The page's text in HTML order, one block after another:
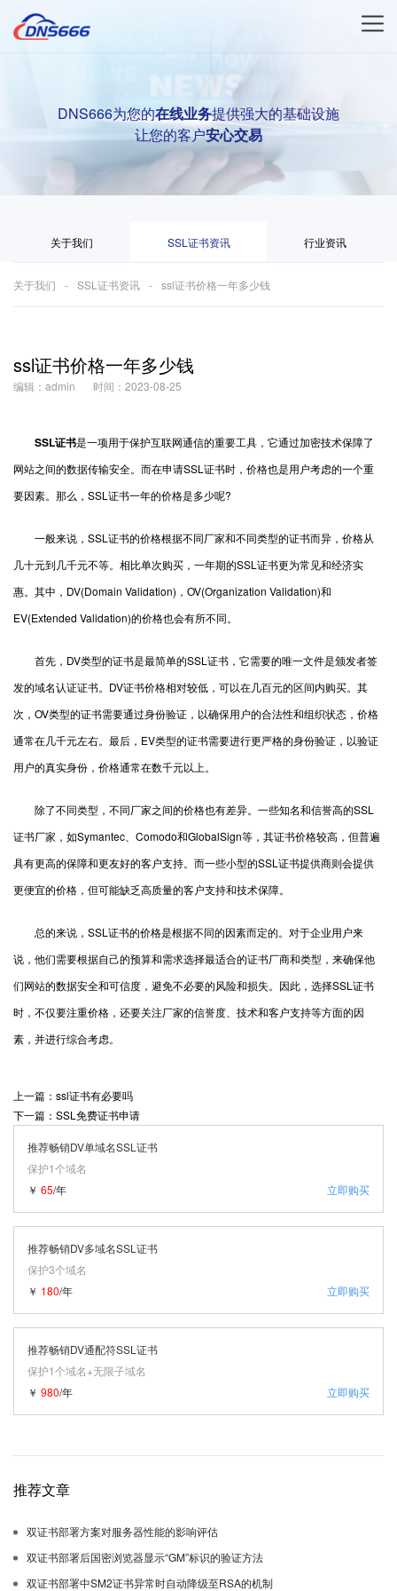
DNS666为您的在线业务提供强大的基础设施
让您的客户安心交易
关于我们 SSL证书资讯 行业资讯
关于我们 SSL证书资讯 ssl证书价格一年多少钱
ssl证书价格一年多少钱
编辑：admin 时间：2023-08-25
SSL证书是一项用于保护互联网通信的重要工具，它通过加密技术保障了
网站之间的数据传输安全。而在申请SSL证书时，价格也是用户考虑的一个重
要因素。那么，SSL证书一年的价格是多少呢?
一般来说，SSL证书的价格根据不同厂家和不同类型的证书而异，价格从
几十元到几千元不等。相比单次购买，一年期的SSL证书更为常见和经济实
惠。其中，DV(Domain Validation)，OV(Organization Validation)和
EV(Extended Validation)的价格也会有所不同。
首先，DV类型的证书是最简单的SSL证书，它需要的唯一文件是颁发者签
发的域名认证证书。DV证书价格相对较低，可以在几百元的区间内购买。其
次，OV类型的证书需要通过身份验证，以确保用户的合法性和组织状态，价格
通常在几千元左右。最后，EV类型的证书需要进行更严格的身份验证，以验证
用户的真实身份，价格通常在数千元以上。
除了不同类型，不同厂家之间的价格也有差异。一些知名和信誉高的SSL
证书厂家，如Symantec、Comodo和GlobalSign等，其证书价格较高，但普遍
具有更高的保障和更友好的客户支持。而一些小型的SSL证书提供商则会提供
更便宜的价格，但可能缺乏高质量的客户支持和技术保障。
总的来说，SSL证书的价格是根据不同的因素而定的。对于企业用户来
说，他们需要根据自己的预算和需求选择最适合的证书厂商和类型，来确保他
们网站的数据安全和可信度，避免不必要的风险和损失。因此，选择SSL证书
时，不仅要注重价格，还要关注厂家的信誉度、技术和客户支持等方面的因
素，并进行综合考虑。
上一篇：ssl证书有必要吗
下一篇：SSL免费证书申请
推荐畅销DV单域名SSL证书
保护1个域名
立即购买
￥ 65/年
推荐畅销DV多域名SSL证书
保护3个域名
立即购买
￥ 180/年
推荐畅销DV通配符SSL证书
保护1个域名+无限子域名
立即购买
￥ 980/年
推荐文章
双证书部署方案对服务器性能的影响评估
双证书部署后国密浏览器显示“GM”标识的验证方法
双证书部署中SM2证书异常时自动降级至RSA的机制